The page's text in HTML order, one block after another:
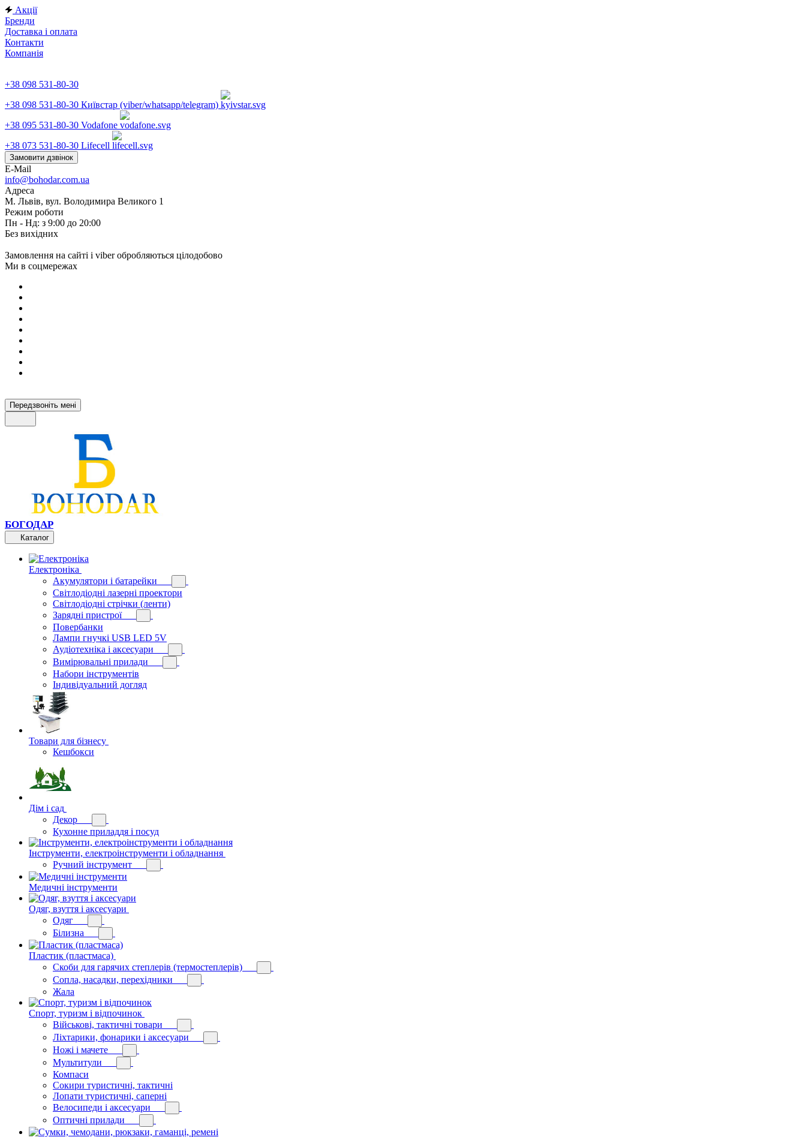
Акції
Бренди
Доставка і оплата
Контакти
Компанія
+38 098 531-80-30
+38 098 531-80-30 Київстар (viber/whatsapp/telegram)
+38 095 531-80-30 Vodafone
+38 073 531-80-30 Lifecell
Замовити дзвінок
E-Mail
info@bohodar.com.ua
Адреса
М. Львів, вул. Володимира Великого 1
Режим роботи
Пн - Нд: з 9:00 до 20:00
Без вихідних
Замовлення на сайті і viber обробляються цілодобово
Ми в соцмережах
Передзвоніть мені
БОГОДАР
Каталог
Електроніка
Акумулятори і батарейки
Світлодіодні лазерні проектори
Світлодіодні стрічки (ленти)
Зарядні пристрої
Повербанки
Лампи гнучкі USB LED 5V
Аудіотехніка і аксесуари
Вимірювальні прилади
Набори інструментів
Індивідуальний догляд
Товари для бізнесу
Кешбокси
Дім і сад
Декор
Кухонне приладдя і посуд
Інструменти, електроінструменти і обладнання
Ручний інструмент
Медичні інструменти
Одяг, взуття і аксесуари
Одяг
Білизна
Пластик (пластмаса)
Скоби для гарячих степлерів (термостеплерів)
Сопла, насадки, перехідники
Жала
Спорт, туризм і відпочинок
Військові, тактичні товари
Ліхтарики, фонарики і аксесуари
Ножі і мачете
Мультитули
Компаси
Сокири туристичні, тактичні
Лопати туристичні, саперні
Велосипеди і аксесуари
Оптичні прилади